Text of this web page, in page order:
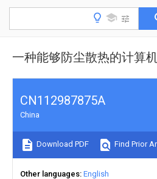
一种能够防尘散热的计算
CN112987875A
China
Download PDF Find Prior
Other languages English